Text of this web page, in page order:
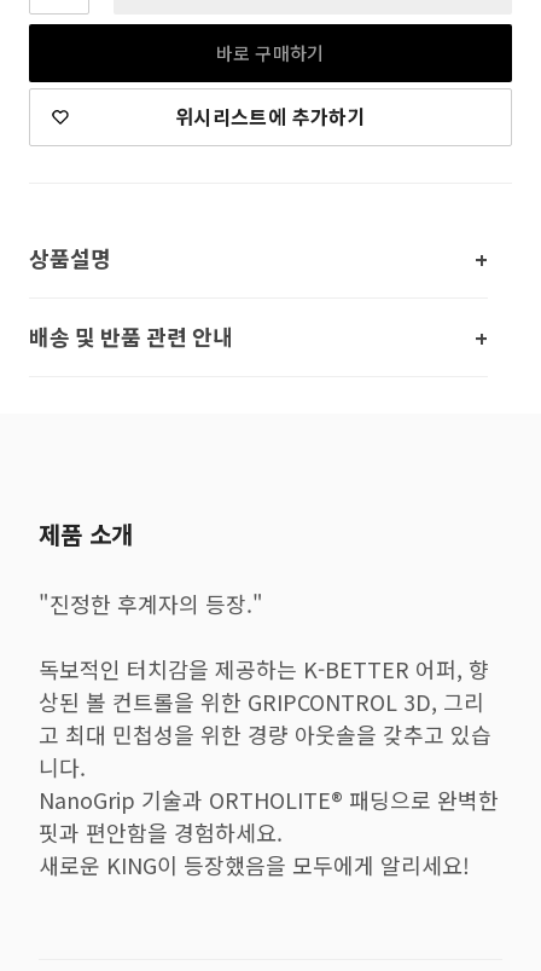
바로 구매하기
위시리스트에 추가하기
상품설명
배송 및 반품 관련 안내
제품 소개
"진정한 후계자의 등장."
독보적인 터치감을 제공하는 K-BETTER 어퍼, 향
상된 볼 컨트롤을 위한 GRIPCONTROL 3D, 그리
고 최대 민첩성을 위한 경량 아웃솔을 갖추고 있습
니다.
NanoGrip 기술과 ORTHOLITE® 패딩으로 완벽한
핏과 편안함을 경험하세요.
새로운 KING이 등장했음을 모두에게 알리세요!